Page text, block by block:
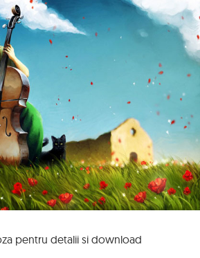
pentru detalii si download